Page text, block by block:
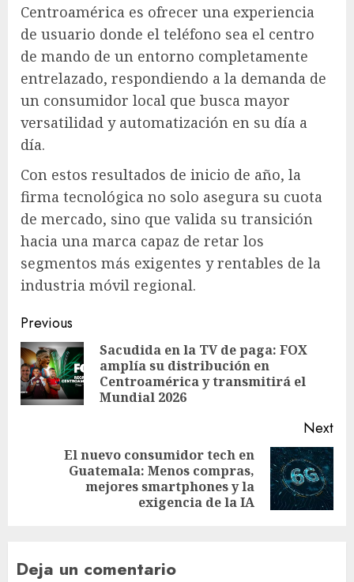
Centroamérica es ofrecer una experiencia
de usuario donde el teléfono sea el centro
de mando de un entorno completamente
entrelazado, respondiendo a la demanda de
un consumidor local que busca mayor
versatilidad y automatización en su día a
día.
Con estos resultados de inicio de año, la
firma tecnológica no solo asegura su cuota
de mercado, sino que valida su transición
hacia una marca capaz de retar los
segmentos más exigentes y rentables de la
industria móvil regional.
Post
navigation
Previous
Sacudida en la TV de paga: FOX
amplía su distribución en
Centroamérica y transmitirá el
Mundial 2026
Next
El nuevo consumidor tech en
Guatemala: Menos compras,
mejores smartphones y la
exigencia de la IA
Deja un comentario